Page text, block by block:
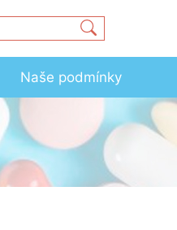
Naše podmínky